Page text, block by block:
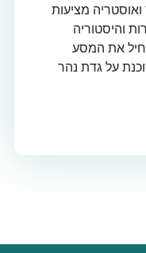
ואוסטריה מציעות
והיסטוריה
את המסע
על גדת נהר